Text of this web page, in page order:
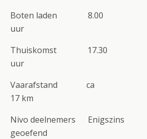
Boten laden 8.00
uur
Thuiskomst 17.30
uur
Vaarafstand ca
17 km
Nivo deelnemers Enigszins
geoefend